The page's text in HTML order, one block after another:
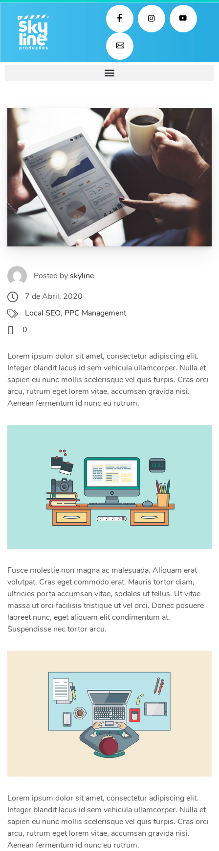
Posted byskyline
7 de Abril, 2020
Local SEO, PPC Management
0
Lorem ipsum dolor sit amet, consectetur adipiscing elit.
Integer blandit lacus id sem vehicula ullamcorper. Nulla et
sapien eu nunc mollis scelerisque vel quis turpis. Cras orci
arcu, rutrum eget lorem vitae, accumsan gravida nisi.
Aenean fermentum id nunc eu rutrum.
Fusce molestie non magna ac malesuada. Aliquam erat
volutpat. Cras eget commodo erat. Mauris tortor diam,
ultricies porta accumsan vitae, sodales ut tellus. Ut vitae
massa ut orci facilisis tristique ut vel orci. Donec posuere
laoreet nunc, eget aliquam elit condimentum at.
Suspendisse nec tortor arcu.
Lorem ipsum dolor sit amet, consectetur adipiscing elit.
Integer blandit lacus id sem vehicula ullamcorper. Nulla et
sapien eu nunc mollis scelerisque vel quis turpis. Cras orci
arcu, rutrum eget lorem vitae, accumsan gravida nisi.
Aenean fermentum id nunc eu rutrum.